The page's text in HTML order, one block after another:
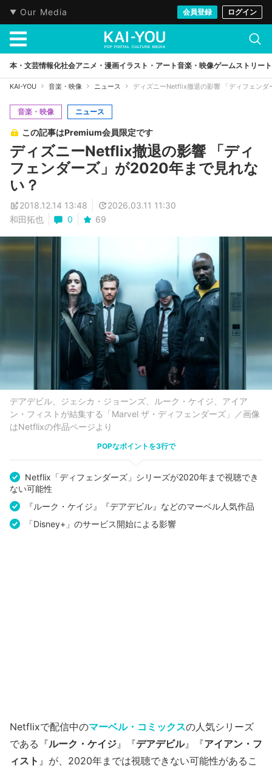
Our Media 会員登録 ログイン
本・文芸情報化社会アニメ・漫画イラスト・アート音楽・映像ゲームストリート
KAI-YOU 音楽・映像 ニュース ディズニーNetflix撤退の影響 「ディフェン
音楽・映像 ニュース
この記事はPremium会員限定です
ディズニーNetflix撤退の影響 「ディ
フェンダーズ」が2020年まで見れな
い？
2018.12.14 13:48
2026.03.11 11:30
和田拓也
0 69
デアデビル、ジェシカ・ジョーンズ、ルーク・ケイジ、アイア
ン・フィストが結集する「Marvel ザ・ディフェンダーズ」／画像
はNetflixの作品ページより
POPなポイントを3行で
Netflix「ディフェンダーズ」シリーズが2020年まで視聴でき
ない可能性
『ルーク・ケイジ』『デアデビル』などのマーベル人気作品
「Disney+」のサービス開始による影響
Netflixで配信中のマーベル・コミックスの人気シリーズ
である『ルーク・ケイジ』『デアデビル』『アイアン・フ
ィスト 』が、2020年までは視聴できない可能性があるこ